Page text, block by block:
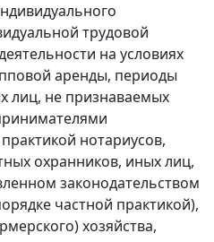
трудовой
на условиях
аренды, периоды
лиц, не признаваемых
нотариусов,
охранников, иных лиц,
законодательством
частной практикой),
хозяйства,